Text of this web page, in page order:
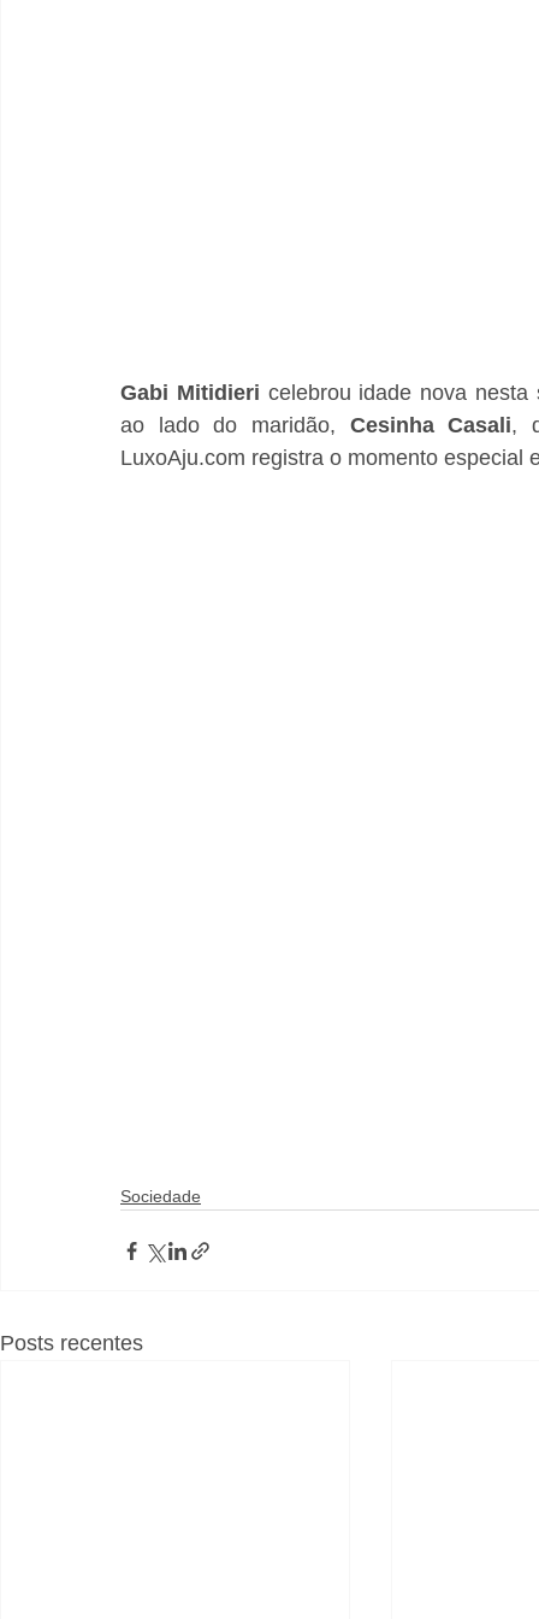
Gabi Mitidieri celebrou idade nova
ao lado do maridão, Cesinha Casali,
LuxoAju.com registra o momento especial
Sociedade
Posts recentes